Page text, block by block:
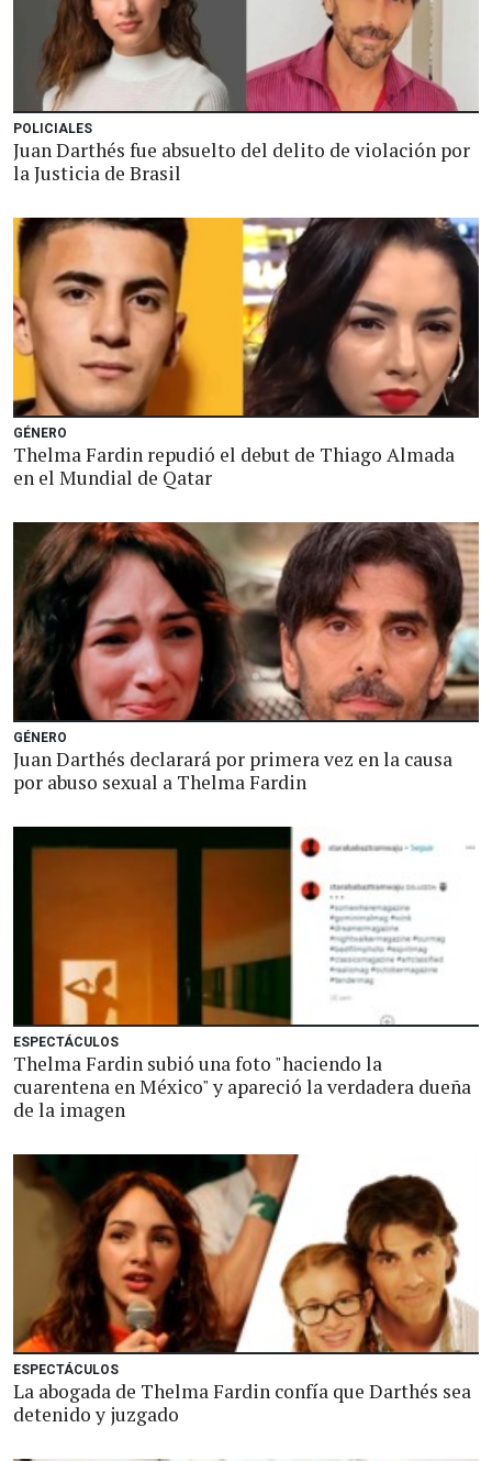
POLICIALES
Juan Darthés fue absuelto del delito de violación por
la Justicia de Brasil
GÉNERO
Thelma Fardin repudió el debut de Thiago Almada
en el Mundial de Qatar
GÉNERO
Juan Darthés declarará por primera vez en la causa
por abuso sexual a Thelma Fardin
ESPECTÁCULOS
Thelma Fardin subió una foto "haciendo la
cuarentena en México" y apareció la verdadera dueña
de la imagen
ESPECTÁCULOS
La abogada de Thelma Fardin confía que Darthés sea
detenido y juzgado